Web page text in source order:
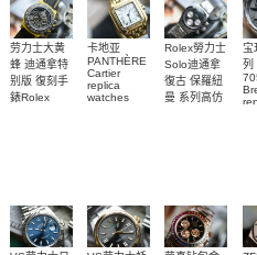
劳力士大黄
蜂 迪通拿特
别版 復刻手
錶Rolex
卡地亚
PANTHÈRE
Cartier
replica
watches
Rolex勞力士
Solo迪通拿
復古 保羅紐
曼 系列高仿
宝
列